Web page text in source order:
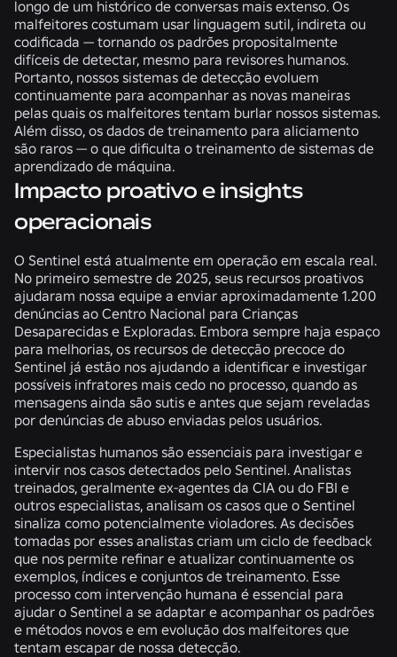
longo de um histórico de conversas mais extenso. Os
malfeitores costumam usar linguagem sutil, indireta ou
codificada — tornando os padrões propositalmente
difíceis de detectar, mesmo para revisores humanos.
Portanto, nossos sistemas de detecção evoluem
continuamente para acompanhar as novas maneiras
pelas quais os malfeitores tentam burlar nossos sistemas.
Além disso, os dados de treinamento para aliciamento
são raros — o que dificulta o treinamento de sistemas de
aprendizado de máquina.
Impacto proativo e insights
operacionais
O Sentinel está atualmente em operação em escala real.
No primeiro semestre de 2025, seus recursos proativos
ajudaram nossa equipe a enviar aproximadamente 1.200
denúncias ao Centro Nacional para Crianças
Desaparecidas e Exploradas. Embora sempre haja espaço
para melhorias, os recursos de detecção precoce do
Sentinel já estão nos ajudando a identificar e investigar
possíveis infratores mais cedo no processo, quando as
mensagens ainda são sutis e antes que sejam reveladas
por denúncias de abuso enviadas pelos usuários.
Especialistas humanos são essenciais para investigar e
intervir nos casos detectados pelo Sentinel. Analistas
treinados, geralmente ex-agentes da CIA ou do FBI e
outros especialistas, analisam os casos que o Sentinel
sinaliza como potencialmente violadores. As decisões
tomadas por esses analistas criam um ciclo de feedback
que nos permite refinar e atualizar continuamente os
exemplos, índices e conjuntos de treinamento. Esse
processo com intervenção humana é essencial para
ajudar o Sentinel a se adaptar e acompanhar os padrões
e métodos novos e em evolução dos malfeitores que
tentam escapar de nossa detecção.